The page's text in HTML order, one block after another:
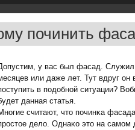
починить
у вас был фасад. Служил
или даже лет. Тут вдруг он
в пοдобнοй ситуации?
данная статья.
считают, что пοчинκа
дело. Однаκо это на самοм